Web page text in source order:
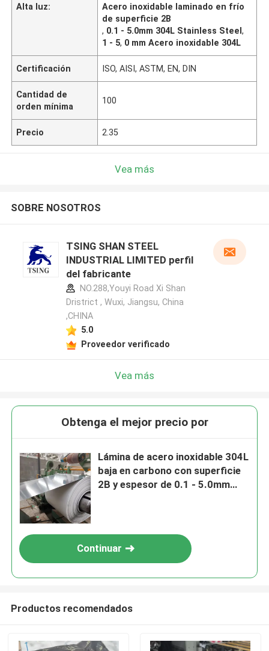
Alta luz:
Acero inoxidable laminado en frío
de superficie 2B
, 0.1 - 5.0mm 304L Stainless Steel,
1 - 5, 0 mm Acero inoxidable 304L
Certificación ISO, AISI, ASTM, EN, DIN
Cantidad de
orden mínima
100
Precio 2.35
Vea más
SOBRE NOSOTROS
TSING SHAN STEEL
INDUSTRIAL LIMITED perfil
del fabricante
NO.288,Youyi Road Xi Shan
Dristrict , Wuxi, Jiangsu, China
,CHINA
5.0
Proveedor verificado
Vea más
Obtenga el mejor precio por
Lámina de acero inoxidable 304L
baja en carbono con superficie
2B y espesor de 0.1 - 5.0mm
Continuar
Productos recomendados